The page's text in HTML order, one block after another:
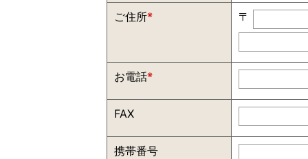
ご住所※ 〒
お電話※
FAX
携帯番号